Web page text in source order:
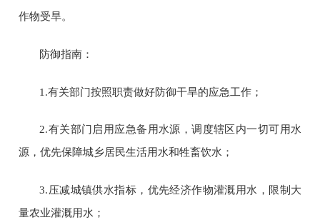
作物受旱。
防御指南：
1.有关部门按照职责做好防御干旱的应急工作；
2.有关部门启用应急备用水源，调度辖区内一切可用水
源，优先保障城乡居民生活用水和牲畜饮水；
3.压减城镇供水指标，优先经济作物灌溉用水，限制大
量农业灌溉用水；